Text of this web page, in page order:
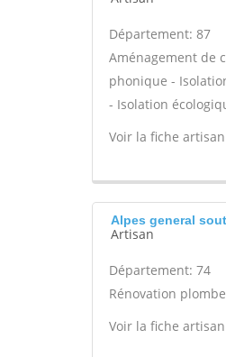
Département: 87
Aménagement de
phonique -
- Isolation
Voir la fiche
Alpes general
Artisan
Département: 74
Rénovation
Voir la fiche